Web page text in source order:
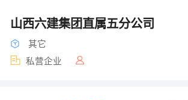
山西六建集团直属五分公司
其它
私营企业